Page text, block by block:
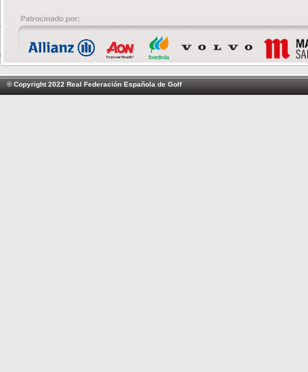
© Copyright 2022 Real Federación Española de Golf